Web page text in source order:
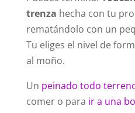
trenza hecha con tu
rematándolo con un
Tu eliges el nivel de
al moño.
Un peinado todo
comer o para ir a una